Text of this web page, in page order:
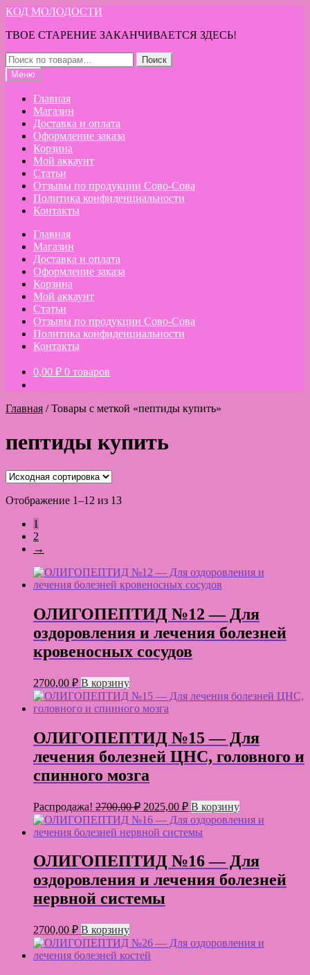
Перейти
навигации
Перейти
содержимому
КОД МОЛОДОСТИ
ТВОЕ СТАРЕНИЕ ЗАКАНЧИВАЕТСЯ ЗДЕСЬ!
Искать:
Поиск
Меню
Главная
Магазин
Доставка и оплата
Оформление заказа
Корзина
Мой аккаунт
Статьи
Отзывы по продукции Сово-Сова
Политика конфиденциальности
Контакты
Главная
Магазин
Доставка и оплата
Оформление заказа
Корзина
Мой аккаунт
Статьи
Отзывы по продукции Сово-Сова
Политика конфиденциальности
Контакты
0,00 ₽ 0 товаров
Главная /Товары с меткой «пептиды купить»
пептиды купить
Отображение 1–12 из 13
1
2
→
ОЛИГОПЕПТИД №12 — Для
оздоровления и лечения болезней
кровеносных сосудов
2700,00 ₽ В корзину
ОЛИГОПЕПТИД №15 — Для
лечения болезней ЦНС, головного и
спинного мозга
Распродажа! 2700,00₽ Первоначальная
цена
составляла
2025,00 ₽Текущая
цена:
2025,00 ₽.
В корзину
ОЛИГОПЕПТИД №16 — Для
оздоровления и лечения болезней
нервной системы
2700,00 ₽ В корзину